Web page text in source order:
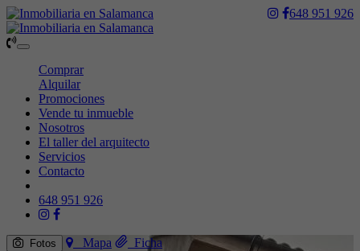
648 951 926
Toggle
navigation
Comprar
Alquilar
Promociones
Vende tu inmueble
Nosotros
El taller del arquitecto
Servicios
Contacto
648 951 926
Fotos Mapa
Ficha